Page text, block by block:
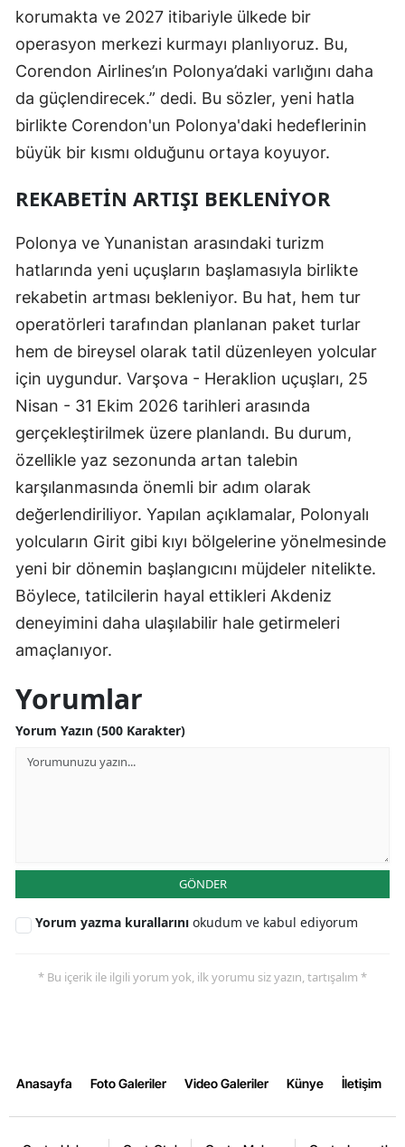
korumakta ve 2027 itibariyle ülkede bir
operasyon merkezi kurmayı planlıyoruz. Bu,
Corendon Airlines’ın Polonya’daki varlığını daha
da güçlendirecek.” dedi. Bu sözler, yeni hatla
birlikte Corendon'un Polonya'daki hedeflerinin
büyük bir kısmı olduğunu ortaya koyuyor.
REKABETIN ARTIŞI BEKLENIYOR
Polonya ve Yunanistan arasındaki turizm
hatlarında yeni uçuşların başlamasıyla birlikte
rekabetin artması bekleniyor. Bu hat, hem tur
operatörleri tarafından planlanan paket turlar
hem de bireysel olarak tatil düzenleyen yolcular
için uygundur. Varşova - Heraklion uçuşları, 25
Nisan - 31 Ekim 2026 tarihleri arasında
gerçekleştirilmek üzere planlandı. Bu durum,
özellikle yaz sezonunda artan talebin
karşılanmasında önemli bir adım olarak
değerlendiriliyor. Yapılan açıklamalar, Polonyalı
yolcuların Girit gibi kıyı bölgelerine yönelmesinde
yeni bir dönemin başlangıcını müjdeler nitelikte.
Böylece, tatilcilerin hayal ettikleri Akdeniz
deneyimini daha ulaşılabilir hale getirmeleri
amaçlanıyor.
Yorumlar
Yorum Yazın (500 Karakter)
GÖNDER
Yorum yazma kurallarını okudum ve kabul ediyorum
* Bu içerik ile ilgili yorum yok, ilk yorumu siz yazın, tartışalım *
Anasayfa Foto Galeriler Video Galeriler Künye İletişim